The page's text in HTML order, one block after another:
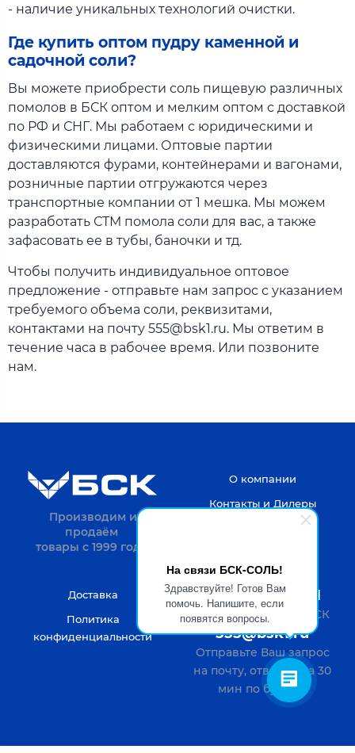
На связи БСК-СОЛЬ!
Здравствуйте! Готов Вам
помочь. Напишите, если
появятся вопросы.
- наличие уникальных технологий очистки.
Где купить оптом пудру каменной и
садочной соли?
Вы можете приобрести соль пищевую различных
помолов в БСК оптом и мелким оптом с доставкой
по РФ и СНГ. Мы работаем с юридическими и
физическими лицами. Оптовые партии
доставляются фурами, контейнерами и вагонами,
розничные партии отгружаются через
транспортные компании от 1 мешка. Мы можем
разработать СТМ помола соли для вас, а также
зафасовать ее в тубы, баночки и тд.
Чтобы получить индивидуальное оптовое
предложение - отправьте нам запрос с указанием
требуемого объема соли, реквизитами,
контактами на почту 555@bsk1.ru. Мы ответим в
течение часа в рабочее время. Или позвоните
нам.
Производим и
продаём
товары с 1999 года.
О компании
Контакты и Дилеры
Доставка
Политика
конфиденциальности
8-4722-20-52-31
Пн-Пт с 9 до 18 по МСК
555@bsk1.ru
Отправьте Ваш запрос
на почту, ответим за 30
мин по будням